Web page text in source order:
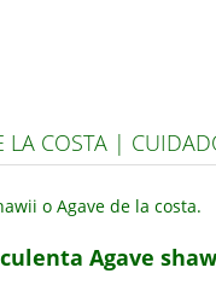
LA COSTA |
Agave